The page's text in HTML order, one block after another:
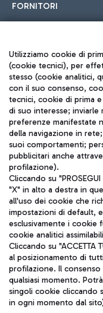
FORNITORI
Seguici sui
Aeroporti di Roma
coordinamento di
Codice fiscale e
IVA 06572251004
Capitale sociale
Sede legale: Via Pier
telefono +39 06 65951
Utilizziamo cookie di
(cookie tecnici), per
stesso (cookie analitici,
con il suo consenso,
tecnici, cookie di prima
di suo interesse; inviarle
preferenze manifestate
della navigazione in
suoi comportamenti;
pubblicitari anche
profilazione).
Cliccando su
"X" in alto a destra in
all'uso dei cookie che
impostazioni di default,
esclusivamente i cookie
cookie analitici
Cliccando su "ACCETTA
al posizionamento di
profilazione. Il
qualsiasi momento.
singoli cookie cliccando
in ogni momento dal